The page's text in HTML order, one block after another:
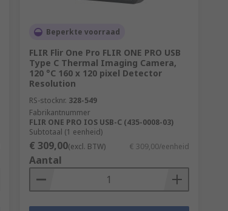
Beperkte voorraad
FLIR Flir One Pro FLIR ONE PRO USB
Type C Thermal Imaging Camera,
120 °C 160 x 120 pixel Detector
Resolution
RS-stocknr. 328-549
Fabrikantnummer
FLIR ONE PRO IOS USB-C (435-0008-03)
Subtotaal (1 eenheid)
€ 309,00(excl. BTW) € 309,00/eenheid
Aantal